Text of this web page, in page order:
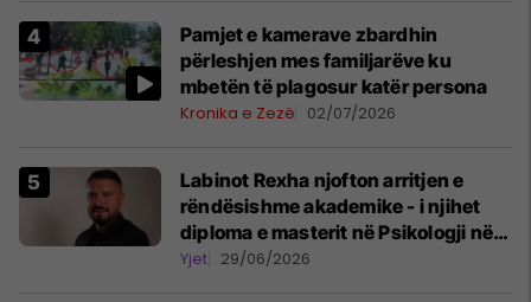
Pamjet e kamerave zbardhin
përleshjen mes familjarëve ku
mbetën të plagosur katër persona
Kronika e Zezë 02/07/2026
Labinot Rexha njofton arritjen e
rëndësishme akademike - i njihet
diploma e masterit në Psikologji në
Zvicër
Yjet 29/06/2026